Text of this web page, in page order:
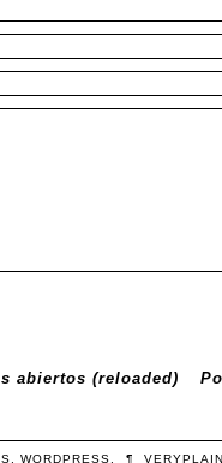
abiertos (reloaded)
WORDPRESS ¶